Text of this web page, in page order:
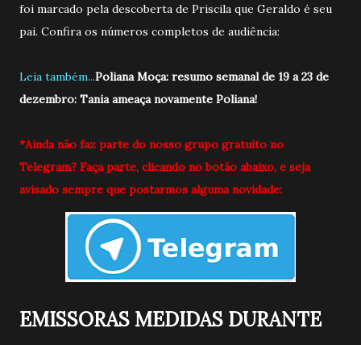
foi marcado pela descoberta de Priscila que Geraldo é seu
pai. Confira os números completos de audiência:
Leia também...Poliana Moça: resumo semanal de 19 a 23 de
dezembro: Tania ameaça novamente Poliana!
*Ainda não faz parte do nosso grupo gratuito no
Telegram? Faça parte, clicando no botão abaixo, e seja
avisado sempre que postarmos alguma novidade:
EMISSORAS MEDIDAS DURANTE